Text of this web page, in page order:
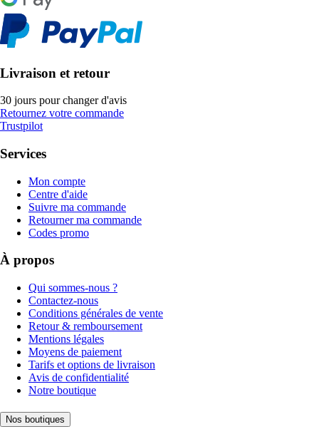
Livraison et retour
30 jours pour changer d'avis
Retournez votre commande
Trustpilot
Services
Mon compte
Centre d'aide
Suivre ma commande
Retourner ma commande
Codes promo
À propos
Qui sommes-nous ?
Contactez-nous
Conditions générales de vente
Retour & remboursement
Mentions légales
Moyens de paiement
Tarifs et options de livraison
Avis de confidentialité
Notre boutique
Nos boutiques